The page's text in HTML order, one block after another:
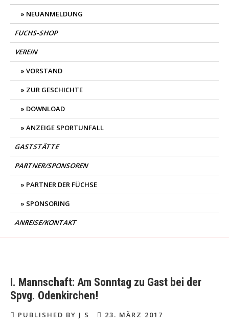
NEUANMELDUNG
FUCHS-SHOP
VEREIN
VORSTAND
ZUR GESCHICHTE
DOWNLOAD
ANZEIGE SPORTUNFALL
GASTSTÄTTE
PARTNER/SPONSOREN
PARTNER DER FÜCHSE
SPONSORING
ANREISE/KONTAKT
I. Mannschaft: Am Sonntag zu Gast bei der
Spvg. Odenkirchen!
PUBLISHED BY J S 23. MÄRZ 2017